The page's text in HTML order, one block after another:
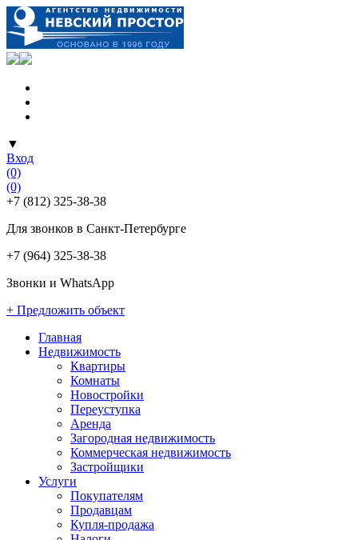
▼
Вход
(0)
(0)
+7 (812) 325-38-38
Для звонков в Санкт-Петербурге
+7 (964) 325-38-38
Звонки и WhatsApp
+ Предложить объект
Главная
Недвижимость
Квартиры
Комнаты
Новостройки
Переуступка
Аренда
Загородная недвижимость
Коммерческая недвижимость
Застройщики
Услуги
Покупателям
Продавцам
Купля-продажа